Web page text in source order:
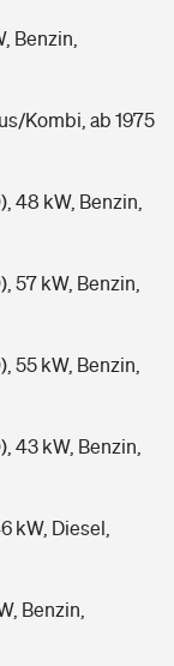
Benzin,
Kombi, ab 1975
48 kW, Benzin,
57 kW, Benzin,
55 kW, Benzin,
43 kW, Benzin,
kW, Diesel,
Benzin,